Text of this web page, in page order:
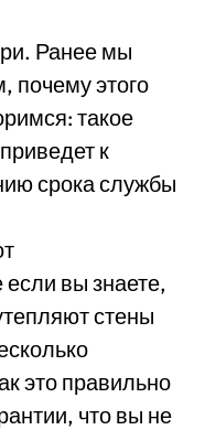
Ранее мы
почему этого
такое
к
срока службы
вы знаете,
стены
это правильно
что вы не